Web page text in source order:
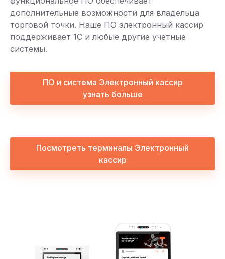
дополнительные возможности для владельца
торговой точки. Наше ПО электронный кассир
поддерживает 1С и любые другие учетные
системы.
ПО и система Электронный кассир
узнать больше
Посмотреть терминалы Электронный
кассир